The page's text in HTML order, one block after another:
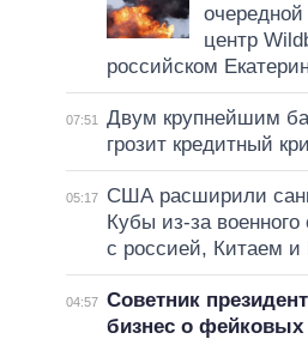
очередной
центр
российском
07:51
Двум крупнейшим
грозит кредитный
05:17
США расширили
Кубы из-за военного
с россией, Китаем и
04:57 Советник
бизнес о фейковых